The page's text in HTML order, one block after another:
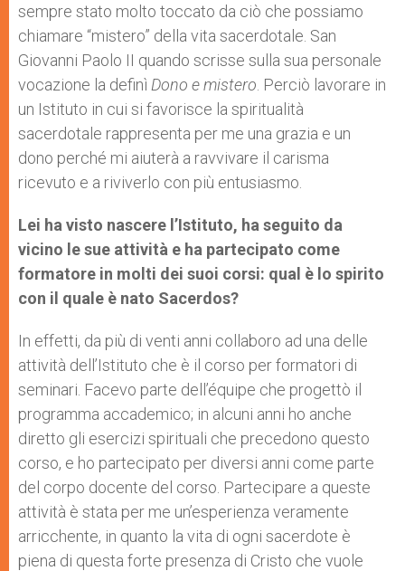
sempre stato molto toccato da ciò che possiamo
chiamare “mistero” della vita sacerdotale. San
Giovanni Paolo II quando scrisse sulla sua personale
vocazione la definì Dono e mistero . Perciò lavorare in
un Istituto in cui si favorisce la spiritualità
sacerdotale rappresenta per me una grazia e un
dono perché mi aiuterà a ravvivare il carisma
ricevuto e a riviverlo con più entusiasmo.
Lei ha visto nascere l’Istituto, ha seguito da
vicino le sue attività e ha partecipato come
formatore in molti dei suoi corsi: qual è lo spirito
con il quale è nato Sacerdos?
In effetti, da più di venti anni collaboro ad una delle
attività dell’Istituto che è il corso per formatori di
seminari. Facevo parte dell’équipe che progettò il
programma accademico; in alcuni anni ho anche
diretto gli esercizi spirituali che precedono questo
corso, e ho partecipato per diversi anni come parte
del corpo docente del corso. Partecipare a queste
attività è stata per me un’esperienza veramente
arricchente, in quanto la vita di ogni sacerdote è
piena di questa forte presenza di Cristo che vuole